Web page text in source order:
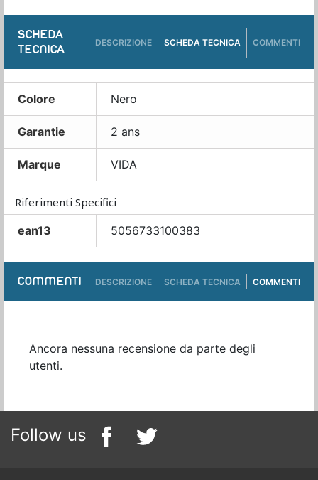
SCHEDA
TECNICA
DESCRIZIONE SCHEDA TECNICA COMMENTI
Colore Nero
Garantie 2 ans
Marque VIDA
Riferimenti Specifici
ean13
5056733100383
COMMENTI DESCRIZIONE SCHEDA TECNICA COMMENTI
Ancora nessuna recensione da parte degli
utenti.
Follow us